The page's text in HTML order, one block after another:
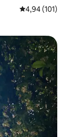
Átlagos
4,94 (101)